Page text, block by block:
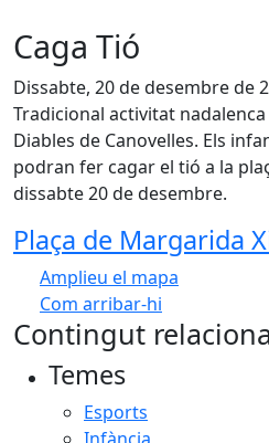
Caga Tió
Dissabte, 20 de desembre de
Tradicional activitat
Diables de Canovelles. Els
podran fer cagar el tió a la
dissabte 20 de desembre.
Plaça de Margarida
Amplieu el mapa
Com arribar-hi
+
Contingut
Temes
Esports